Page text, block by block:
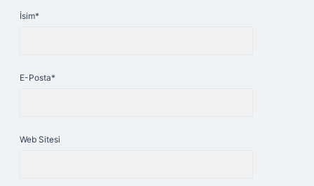
İsim*
E-Posta*
Web Sitesi